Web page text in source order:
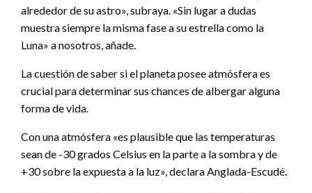
alrededor de su astro», subraya. «Sin lugar a dudas
muestra siempre la misma fase a su estrella como la
Luna» a nosotros, añade.
La cuestión de saber si el planeta posee atmósfera es
crucial para determinar sus chances de albergar alguna
forma de vida.
Con una atmósfera «es plausible que las temperaturas
sean de -30 grados Celsius en la parte a la sombra y de
+30 sobre la expuesta a la luz», declara Anglada-Escudé.